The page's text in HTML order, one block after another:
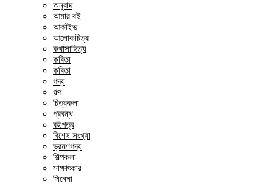
অনুবাদ
আমার বই
আর্কাইভ
আলোকচিত্র
কথাসাহিত্য
কবিতা
কবিতা
গদ্য
গল্প
চিত্রকলা
প্রবন্ধ
বইপত্র
বিশেষ সংখ্যা
ভ্রমণগদ্য
শিল্পকলা
সাক্ষাৎকার
সিনেমা